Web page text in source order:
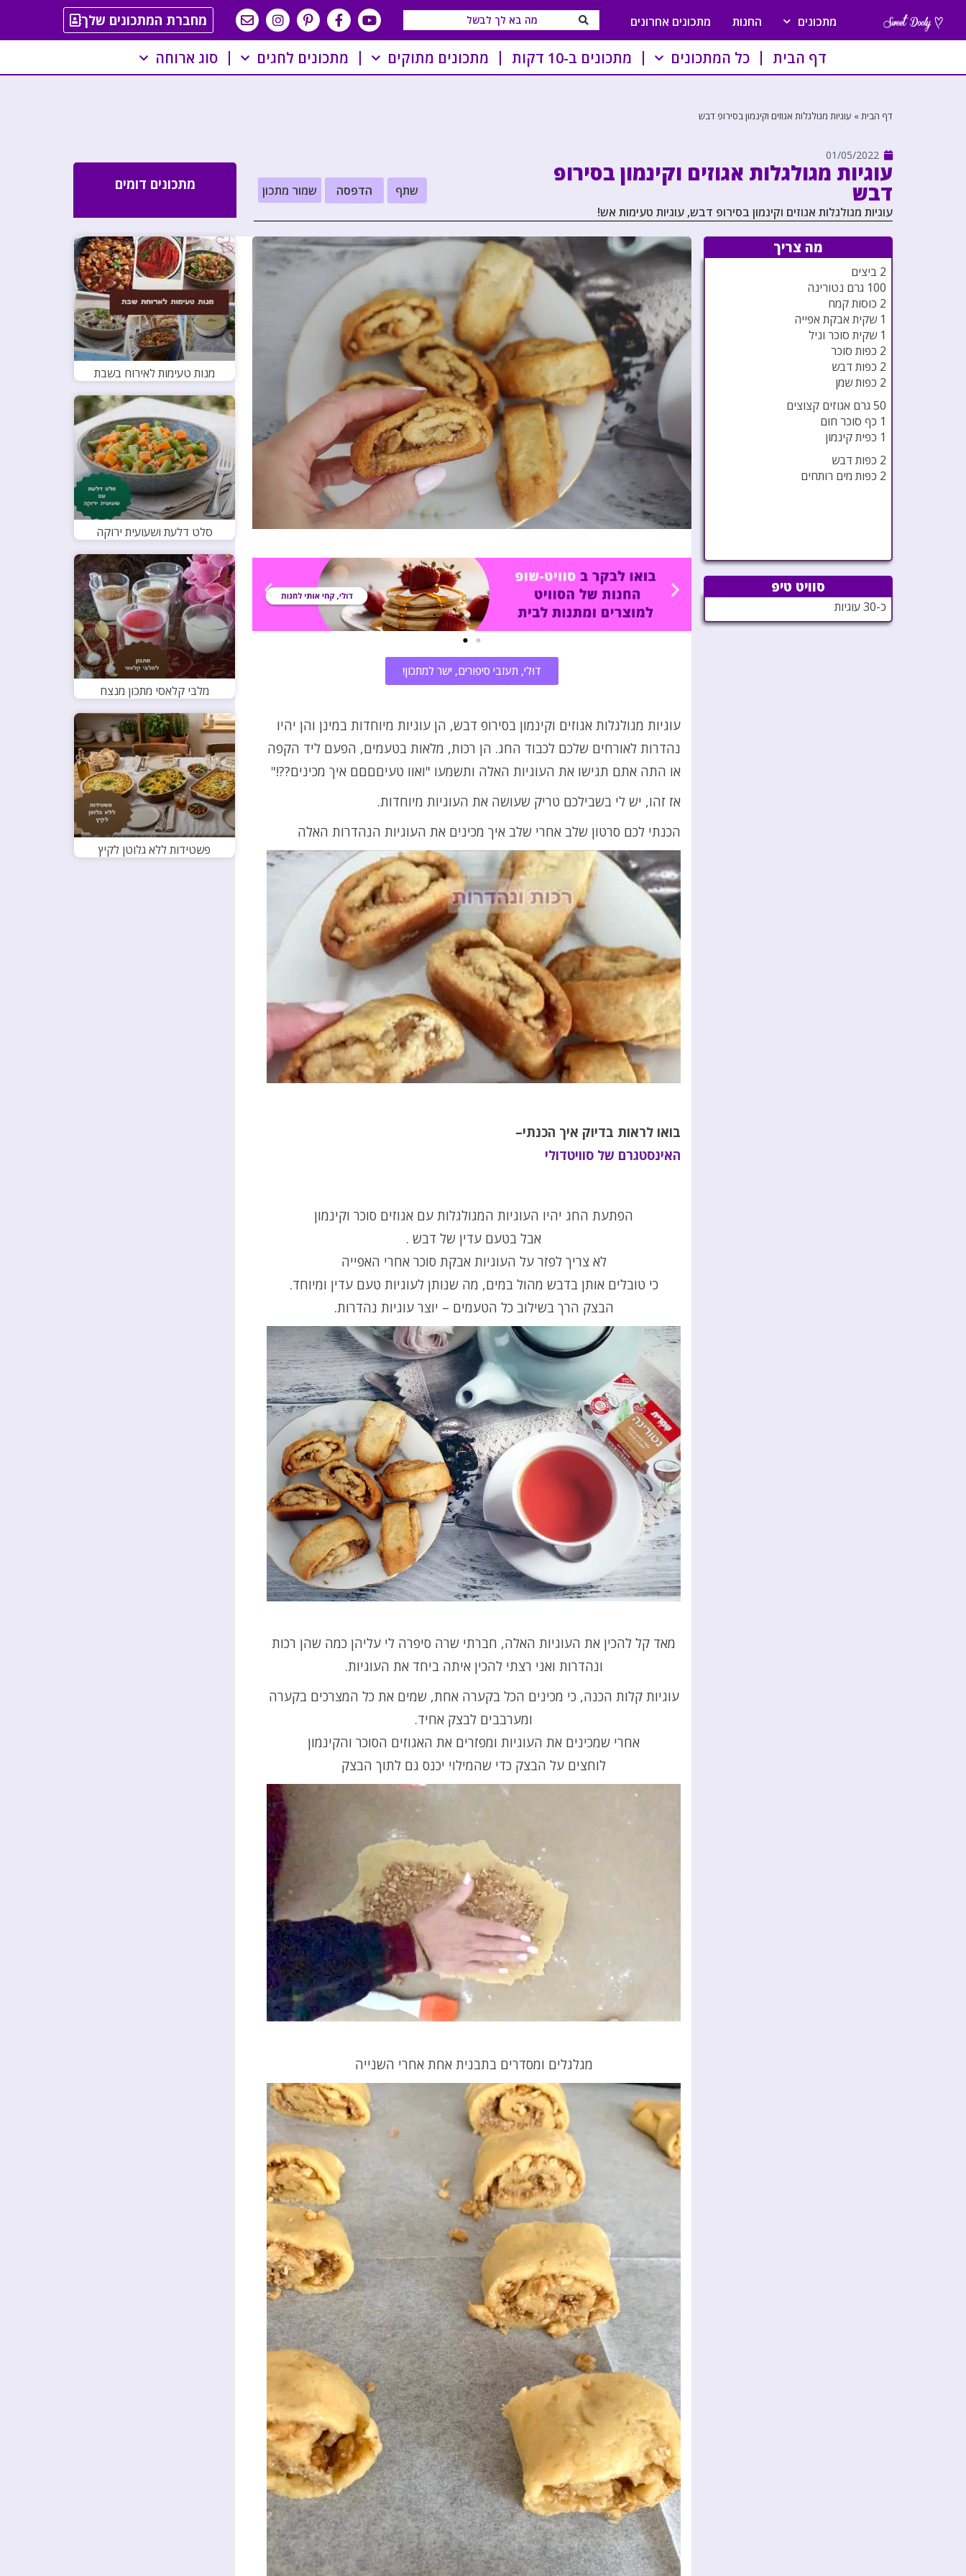
מתכונים החנות מתכונים אחרונים מחברת המתכונים שלך
דף הבית כל המתכונים מתכונים ב-10 דקות מתכונים מתוקים מתכונים לחגים סוג ארוחה
דף הבית» עוגיות מגולגלות אגוזים וקינמון בסירופ דבש
01/05/2022
עוגיות מגולגלות אגוזים וקינמון בסירופ
דבש
עוגיות מגולגלות אגוזים וקינמון בסירופ דבש, עוגיות טעימות אש!
שתף הדפסה שמור מתכון מתכונים דומים
מה צריך
2 ביצים
100 גרם נטורינה
2 כוסות קמח
1 שקית אבקת אפייה
1 שקית סוכר וניל
2 כפות סוכר
2 כפות דבש
2 כפות שמן
50 גרם אגוזים קצוצים
1 כף סוכר חום
1 כפית קינמון
2 כפות דבש
2 כפות מים רותחים
סוויט טיפ
כ-30 עוגיות
דוּלי, תעזבי סיפורים, ישר למתכון!
עוגיות מגולגלות אגוזים וקינמון בסירופ דבש, הן עוגיות מיוחדות במינן והן יהיו
נהדרות לאורחים שלכם לכבוד החג. הן רכות, מלאות בטעמים, הפעם ליד הקפה
או התה אתם תגישו את העוגיות האלה ותשמעו "ואוו טעיםםםם איך מכינים??!"
אז זהו, יש לי בשבילכם טריק שעושה את העוגיות מיוחדות.
הכנתי לכם סרטון שלב אחרי שלב איך מכינים את העוגיות הנהדרות האלה
בואו לראות בדיוק איך הכנתי–
האינסטגרם של סוויטדולי
הפתעת החג יהיו העוגיות המגולגלות עם אגוזים סוכר וקינמון
אבל בטעם עדין של דבש .
לא צריך לפזר על העוגיות אבקת סוכר אחרי האפייה
כי טובלים אותן בדבש מהול במים, מה שנותן לעוגיות טעם עדין ומיוחד.
הבצק הרך בשילוב כל הטעמים – יוצר עוגיות נהדרות.
מאד קל להכין את העוגיות האלה, חברתי שרה סיפרה לי עליהן כמה שהן רכות
ונהדרות ואני רצתי להכין איתה ביחד את העוגיות.
עוגיות קלות הכנה, כי מכינים הכל בקערה אחת, שמים את כל המצרכים בקערה
ומערבבים לבצק אחיד.
אחרי שמכינים את העוגיות ומפזרים את האגוזים הסוכר והקינמון
לוחצים על הבצק כדי שהמילוי יכנס גם לתוך הבצק
מגלגלים ומסדרים בתבנית אחת אחרי השנייה
מנות טעימות לאירוח בשבת
סלט דלעת ושעועית ירוקה
מלבי קלאסי מתכון מנצח
פשטידות ללא גלוטן לקיץ